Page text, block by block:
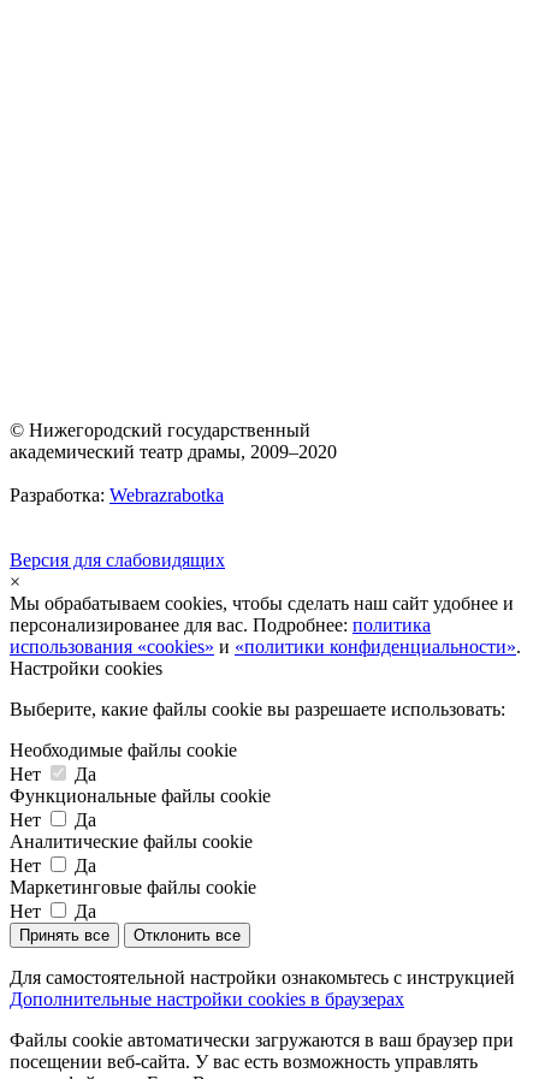
© Нижегородский государственный
академический театр драмы, 2009–2020
Разработка: Webrazrabotka
Версия для слабовидящих
×
Мы обрабатываем cookies, чтобы сделать наш сайт удобнее и
персонализированее для вас. Подробнее: политика
использования «cookies» и «политики конфиденциальности».
Настройки cookies
Выберите, какие файлы cookie вы разрешаете использовать:
Необходимые файлы cookie
Нет
Да
Функциональные файлы cookie
Нет
Да
Аналитические файлы cookie
Нет
Да
Маркетинговые файлы cookie
Нет
Да
Принять все Отклонить все
Для самостоятельной настройки ознакомьтесь с инструкцией
Дополнительные настройки cookies в браузерах
Файлы cookie автоматически загружаются в ваш браузер при
посещении веб-сайта. У вас есть возможность управлять